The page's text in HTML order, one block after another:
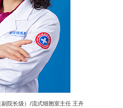
院长级）/流式细胞室主任 王卉